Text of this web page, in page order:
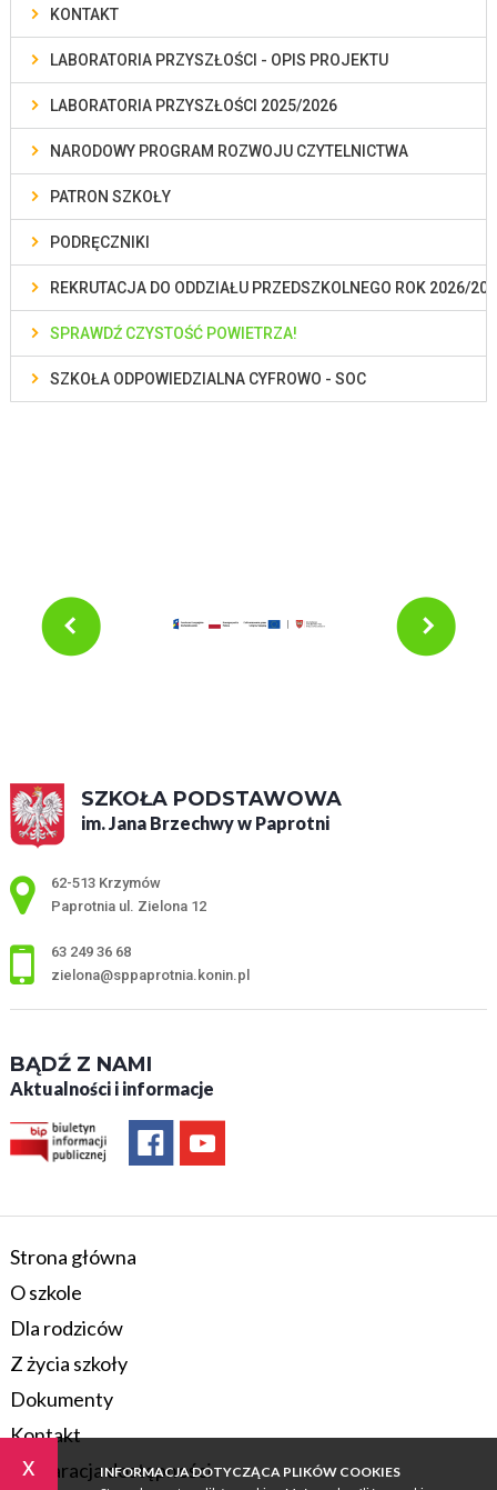
x INFORMACJA DOTYCZĄCA PLIKÓW COOKIES
KONTAKT
LABORATORIA PRZYSZŁOŚCI - OPIS PROJEKTU
LABORATORIA PRZYSZŁOŚCI 2025/2026
NARODOWY PROGRAM ROZWOJU CZYTELNICTWA
PATRON SZKOŁY
PODRĘCZNIKI
REKRUTACJA DO ODDZIAŁU PRZEDSZKOLNEGO ROK 2026/
SPRAWDŹ CZYSTOŚĆ POWIETRZA!
SZKOŁA ODPOWIEDZIALNA CYFROWO - SOC
SZKOŁA PODSTAWOWA
im. Jana Brzechwy w Paprotni
Adres pocztowy:
62-513 Krzymów
Paprotnia ul. Zielona 12
63 249 36 68
zielona@sppaprotnia.konin.pl
BĄDŹ Z NAMI
Aktualności i informacje
Strona główna
O szkole
Dla rodziców
Z życia szkoły
Dokumenty
Kontakt
Deklaracja dostępności